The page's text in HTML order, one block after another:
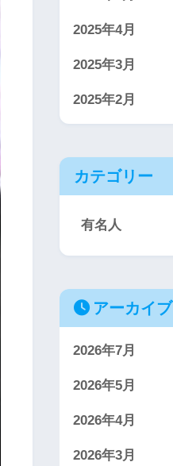
2025年4月
2025年3月
2025年2月
カテゴリー
有名人
アーカイブ
2026年7月
2026年5月
2026年4月
2026年3月